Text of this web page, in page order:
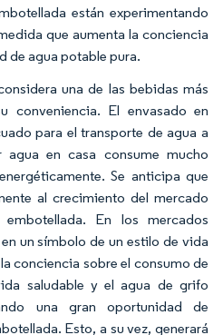
están experimentando
que aumenta la conciencia
de agua potable pura.
una de las bebidas más
conveniencia. El envasado en
para el transporte de agua a
agua en casa consume mucho
Se anticipa que
al crecimiento del mercado
En los mercados
un símbolo de un estilo de vida
conciencia sobre el consumo de
saludable y el agua de grifo
una gran oportunidad de
Esto, a su vez, generará